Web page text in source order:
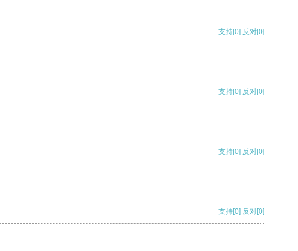
支持[0] 反对[0]
支持[0] 反对[0]
支持[0] 反对[0]
支持[0] 反对[0]